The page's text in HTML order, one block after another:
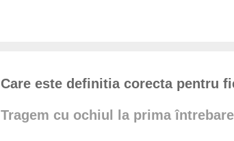
Care este definitia corecta pentru
Tragem cu ochiul la prima